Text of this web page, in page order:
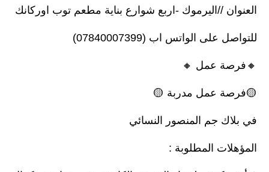
العنوان //اليرموك -اربع شوارع بناية مطعم توب اوركانك
للتواصل على الواتس اب (07840007399)
🔸️فرصة عمل 🔸️
🟡فرصة عمل مدربة 🟡
في بلاك جم المنصور النسائي
المؤهلات المطلوبة :